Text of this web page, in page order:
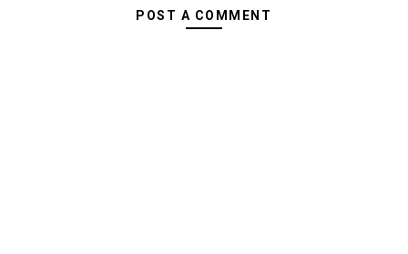
POST A COMMENT